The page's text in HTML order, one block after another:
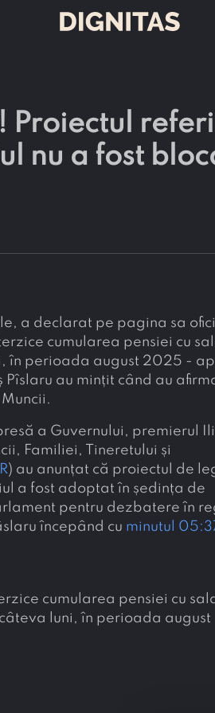
Proiectul
nu a fost
a declarat pe pagina sa
cumularea pensiei cu
în perioada august 2025 -
au mințit când au
a Guvernului, premierul
Familiei, Tineretului și
) au anunțat că proiectul de
a fost adoptat în ședința de
pentru dezbatere în
începând cu minutul
cumularea pensiei cu
luni, în perioada august